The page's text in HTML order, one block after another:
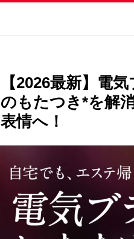
【2026最新】電
のもたつき*を解
表情へ！